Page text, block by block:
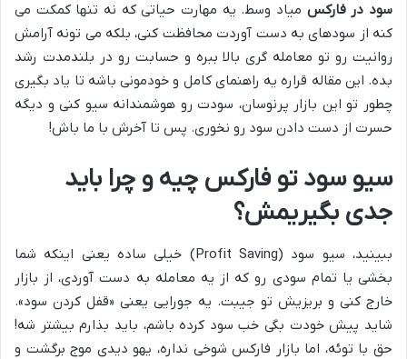
سود در فارکس میاد وسط. یه مهارت حیاتی که نه تنها کمکت می
کنه از سودهای به دست آوردت محافظت کنی، بلکه می تونه آرامش
روانیت رو تو معامله گری بالا ببره و حسابت رو در بلندمدت رشد
بده. این مقاله قراره یه راهنمای کامل و خودمونی باشه تا یاد بگیری
چطور تو این بازار پرنوسان، سودت رو هوشمندانه سیو کنی و دیگه
حسرت از دست دادن سود رو نخوری. پس تا آخرش با ما باش!
سیو سود تو فارکس چیه و چرا باید
جدی بگیریمش؟
ببینید، سیو سود (Profit Saving) خیلی ساده یعنی اینکه شما
بخشی یا تمام سودی رو که از یه معامله به دست آوردی، از بازار
خارج کنی و بریزیش تو جیبت. یه جورایی یعنی «قفل کردن سود».
شاید پیش خودت بگی خب سود کرده باشم، باید بذارم بیشتر شه!
حق با توئه، اما بازار فارکس شوخی نداره، یهو دیدی موج برگشت و